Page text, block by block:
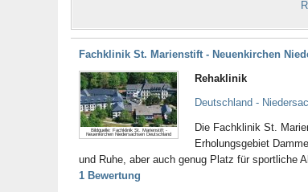
R
Fachklinik St. Marienstift - Neuenkirchen
Bildquelle: Fachklinik St. Marienstift -
Neuenkirchen Niedersachsen Deutschland
Rehaklinik
Deutschland -
Die Fachklinik St.
Erholungsgebiet
und Ruhe, aber auch genug Platz für sportliche
1 Bewertung